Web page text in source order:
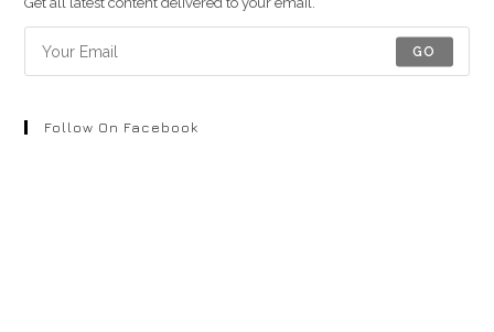
nueva
pestaña
nueva
pestaña
nueva
nueva
GO
Follow On Facebook